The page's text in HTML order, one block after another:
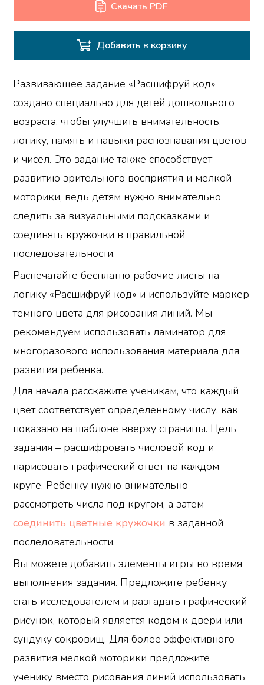
Скачать PDF
Добавить в корзину
Развивающее задание «Расшифруй код»
создано специально для детей дошкольного
возраста, чтобы улучшить внимательность,
логику, память и навыки распознавания цветов
и чисел. Это задание также способствует
развитию зрительного восприятия и мелкой
моторики, ведь детям нужно внимательно
следить за визуальными подсказками и
соединять кружочки в правильной
последовательности.
Распечатайте бесплатно рабочие листы на
логику «Расшифруй код» и используйте маркер
темного цвета для рисования линий. Мы
рекомендуем использовать ламинатор для
многоразового использования материала для
развития ребенка.
Для начала расскажите ученикам, что каждый
цвет соответствует определенному числу, как
показано на шаблоне вверху страницы. Цель
задания – расшифровать числовой код и
нарисовать графический ответ на каждом
круге. Ребенку нужно внимательно
рассмотреть числа под кругом, а затем
соединить цветные кружочки в заданной
последовательности.
Вы можете добавить элементы игры во время
выполнения задания. Предложите ребенку
стать исследователем и разгадать графический
рисунок, который является кодом к двери или
сундуку сокровищ. Для более эффективного
развития мелкой моторики предложите
ученику вместо рисования линий использовать